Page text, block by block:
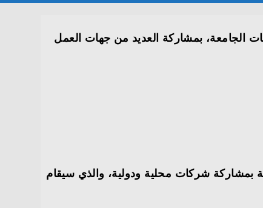
الجامعة، بمشاركة العديد من جهات العمل
بمشاركة شركات محلية ودولية، والذي سيقام